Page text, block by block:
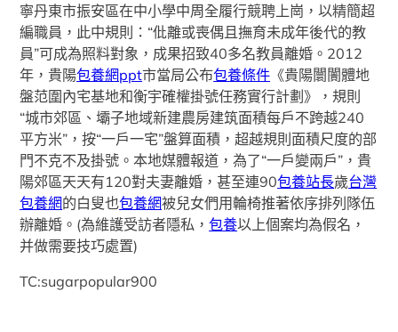
寧丹東市振安區在中小學中周全履行競聘上崗，以精簡超
編職員，此中規則：“仳離或喪偶且撫育未成年後代的教
員”可成為照料對象，成果招致40多名教員離婚。2012
年，貴陽包養網ppt市當局公布包養條件 《貴陽闤闠體地
盤范圍內宅基地和衡宇確權掛號任務實行計劃》，規則
“城市郊區、壩子地域新建農房建筑面積每戶不跨越240
平方米”，按“一戶一宅”盤算面積，超越規則面積尺度的部
門不克不及掛號。本地媒體報道，為了“一戶變兩戶”，貴
陽郊區天天有120對夫妻離婚，甚至連90包養站長歲台灣
包養網的白叟也包養網被兒女們用輪椅推著依序排列隊伍
辦離婚。(為維護受訪者隱私，包養以上個案均為假名，
并做需要技巧處置)
TC:sugarpopular900